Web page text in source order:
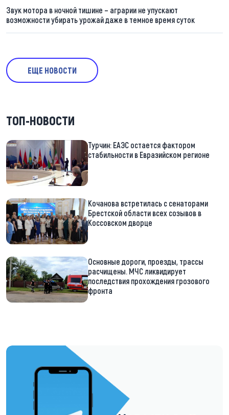
Звук мотора в ночной тишине – аграрии не упускают
возможности убирать урожай даже в темное время суток
ЕЩЕ НОВОСТИ
ТОП-НОВОСТИ
Турчин: ЕАЭС остается фактором
стабильности в Евразийском регионе
Кочанова встретилась с сенаторами
Брестской области всех созывов в
Коссовском дворце
Основные дороги, проезды, трассы
расчищены. МЧС ликвидирует
последствия прохождения грозового
фронта
https://t.me/minskctvby